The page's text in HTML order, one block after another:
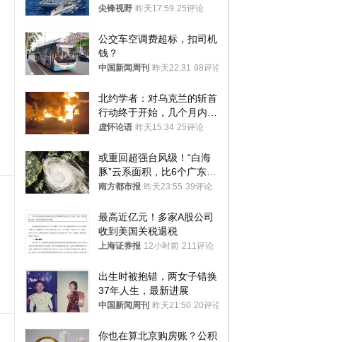
而是新起点！
尖锋视野 昨天17:59 25评论
公交车空调费超标，扣司机
钱？
中国新闻周刊 昨天22:31 98评论
北约学者：对乌克兰的斩首
行动终于开始，几个月内乌
将投降
虚怀论语 昨天15:34 25评论
或重回超强台风级！“白海
豚”云系面积，比6个广东还
大！深圳官方：注意这件事
南方都市报 昨天23:55 39评论
最高近亿元！多家A股公司
收到美国关税退税
上海证券报 12小时前 211评论
出生时被抱错，两女子错换
37年人生，最新进展
中国新闻周刊 昨天21:50 20评论
你也在算北京购房账？公积